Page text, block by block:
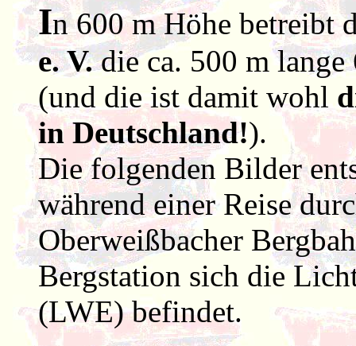
In 600 m Höhe betreibt
e. V.die ca. 500 m lange
(und die ist damit wohl
in Deutschland!).
Die folgenden Bilder
während einer Reise
Oberweißbacher
Bergstation sich die
(LWE) befindet.